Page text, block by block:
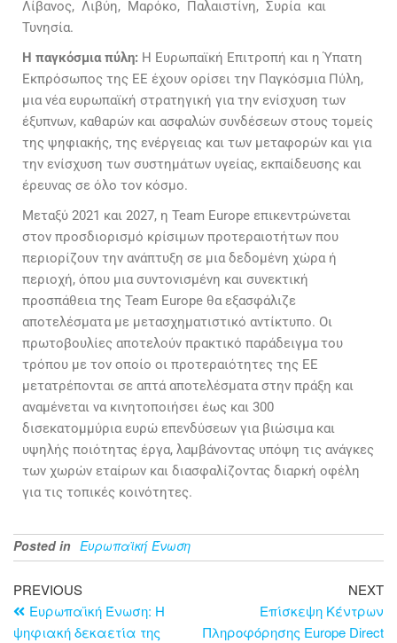
Λίβανος, Λιβύη, Μαρόκο, Παλαιστίνη, Συρία και
Τυνησία.
Η παγκόσμια πύλη: Η Ευρωπαϊκή Επιτροπή και η Ύπατη
Εκπρόσωπος της ΕΕ έχουν ορίσει την Παγκόσμια Πύλη,
μια νέα ευρωπαϊκή στρατηγική για την ενίσχυση των
έξυπνων, καθαρών και ασφαλών συνδέσεων στους τομείς
της ψηφιακής, της ενέργειας και των μεταφορών και για
την ενίσχυση των συστημάτων υγείας, εκπαίδευσης και
έρευνας σε όλο τον κόσμο.
Μεταξύ 2021 και 2027, η Team Europe επικεντρώνεται
στον προσδιορισμό κρίσιμων προτεραιοτήτων που
περιορίζουν την ανάπτυξη σε μια δεδομένη χώρα ή
περιοχή, όπου μια συντονισμένη και συνεκτική
προσπάθεια της Team Europe θα εξασφάλιζε
αποτελέσματα με μετασχηματιστικό αντίκτυπο. Οι
πρωτοβουλίες αποτελούν πρακτικό παράδειγμα του
τρόπου με τον οποίο οι προτεραιότητες της ΕΕ
μετατρέπονται σε απτά αποτελέσματα στην πράξη και
αναμένεται να κινητοποιήσει έως και 300
δισεκατομμύρια ευρώ επενδύσεων για βιώσιμα και
υψηλής ποιότητας έργα, λαμβάνοντας υπόψη τις ανάγκες
των χωρών εταίρων και διασφαλίζοντας διαρκή οφέλη
για τις τοπικές κοινότητες.
Posted in Ευρωπαϊκή Ένωση
PREVIOUS
Ευρωπαϊκή Ένωση: Η
ψηφιακή δεκαετία της
NEXT
Επίσκεψη Κέντρων
Πληροφόρησης Europe Direct